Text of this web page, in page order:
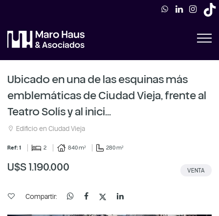
Ubicado en una de las esquinas más
emblemáticas de Ciudad Vieja, frente al
Teatro Solís y al inici...
Edificio en Ciudad Vieja
Ref: 1 2 840 m² 280 m²
U$S 1.190.000 VENTA
Compartir: